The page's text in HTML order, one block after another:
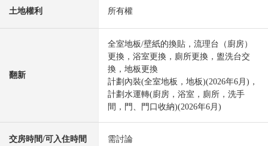
土地權利 所有權
翻新
全室地板/壁紙的換貼，流理台（廚房）
更換，浴室更換，廁所更換，盥洗台交
換，地板更換
計劃內裝(全室地板，地板)(2026年6月)，
計劃水運轉(廚房，浴室，廁所，洗手
間，門、門口收納)(2026年6月)
交房時間/可入住時間 需討論